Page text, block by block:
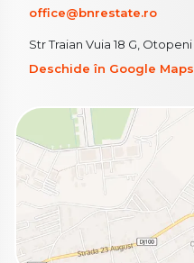
office@bnrestate.ro
Str Traian Vuia 18 G, Otopeni
Deschide în Google Maps